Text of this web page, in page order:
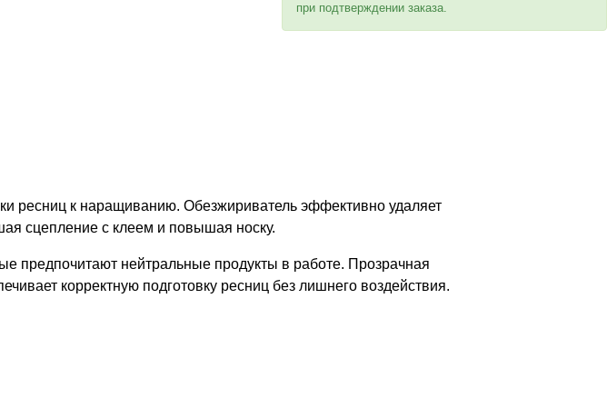
при подтверждении заказа.
ресниц к наращиванию. Обезжириватель эффективно удаляет
сцепление с клеем и повышая носку.
предпочитают нейтральные продукты в работе. Прозрачная
корректную подготовку ресниц без лишнего воздействия.